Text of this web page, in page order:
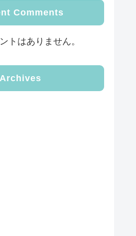
Comments
トはありません。
Archives